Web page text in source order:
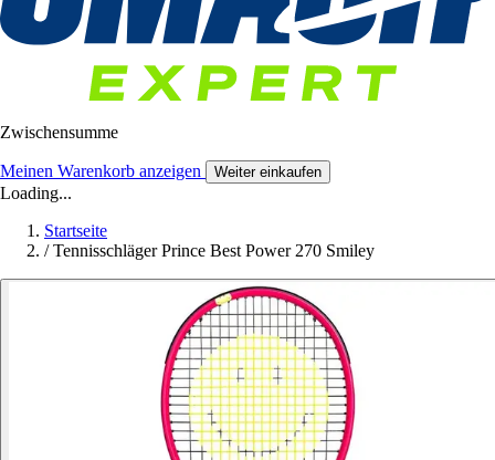
Zwischensumme
Meinen Warenkorb anzeigen Weiter einkaufen
Loading...
Startseite
/ Tennisschläger Prince Best Power 270 Smiley